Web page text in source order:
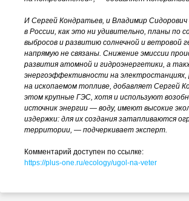
И Сергей Кондратьев, и Владимир
в России, как это ни удивительно, планы по
выбросов и развитию солнечной и ветровой
напрямую не связаны. Снижение эмиссии
развития атомной и гидроэнергетики, а
энергоэффективности на
на ископаемом топливе, добавляет Сергей
этом крупные ГЭС, хотя и используют
источник энергии — воду, имеют высокие
издержки: для их создания затапливаются
территории, — подчеркивает эксперт.
Комментарий доступен по ссылке:
https://plus-one.ru/ecology/ugol-na-veter